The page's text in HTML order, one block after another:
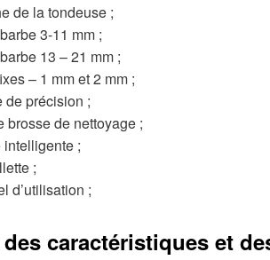
de la tondeuse ;
3-11 mm ;
13 – 21 mm ;
– 1 mm et 2 mm ;
de précision ;
brosse de nettoyage ;
;
;
d’utilisation ;
caractéristiques et